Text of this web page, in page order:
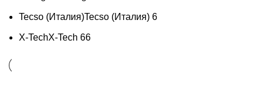
Tecso (Италия)Tecso (Италия) 6
X-TechX-Tech 66